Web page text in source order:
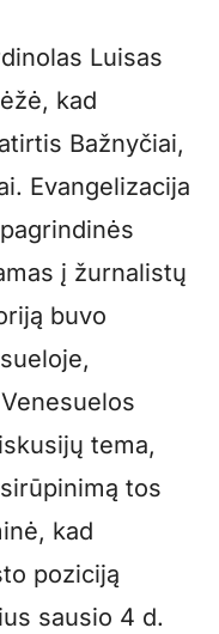
Luisas
kad
Bažnyčiai,
Evangelizacija
į žurnalistų
buvo
tema,
tos
kad
poziciją
sausio 4 d.